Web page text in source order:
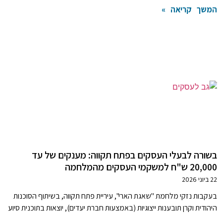
המשך קריאה »
בשורה לבעלי העסקים בפתח תקווה: מענקים של עד
20,000 ש"ח למשקמי העסקים מהמלחמה
22 ביוני 2026
בעקבות נזקי מלחמת "שאגת הארי", עיריית פתח תקווה, בשיתוף הסוכנות
היהודית וקרן תובענות ייצוגיות (באמצעות חברת יעדים), יוצאות בתוכנית סיוע